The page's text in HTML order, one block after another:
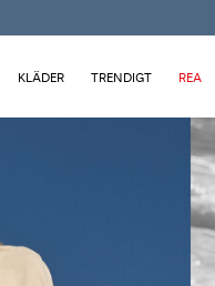
KLÄDER TRENDIGT REA